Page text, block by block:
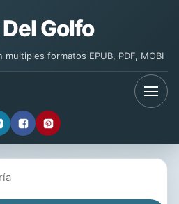
Golfo
formatos EPUB, PDF, MOBI